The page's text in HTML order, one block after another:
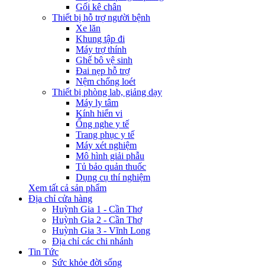
Gối kê chân
Thiết bị hỗ trợ người bệnh
Xe lăn
Khung tập đi
Máy trợ thính
Ghế bô vệ sinh
Đai nẹp hỗ trợ
Nệm chống loét
Thiết bị phòng lab, giảng dạy
Máy ly tâm
Kính hiển vi
Ống nghe y tế
Trang phục y tế
Máy xét nghiệm
Mô hình giải phẫu
Tủ bảo quản thuốc
Dụng cụ thí nghiệm
Xem tất cả sản phẩm
Địa chỉ cửa hàng
Huỳnh Gia 1 - Cần Thơ
Huỳnh Gia 2 - Cần Thơ
Huỳnh Gia 3 - Vĩnh Long
Địa chỉ các chi nhánh
Tin Tức
Sức khỏe đời sống